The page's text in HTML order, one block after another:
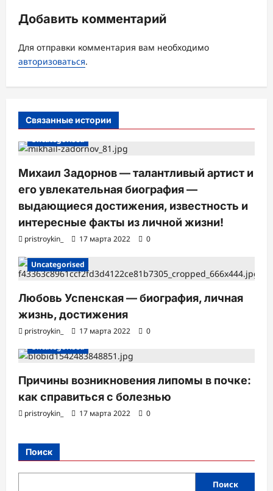
я
з
а
п
и
Добавить комментарий
Для отправки комментария вам необходимо
авторизоваться.
Связанные истории
Uncategorised
Михаил Задорнов — талантливый артист и
его увлекательная биография —
выдающиеся достижения, известность и
интересные факты из личной жизни!
pristroykin_ 17 марта 2022 0
Uncategorised
Любовь Успенская — биография, личная
жизнь, достижения
pristroykin_ 17 марта 2022
0
Uncategorised
Причины возникновения липомы в почке:
как справиться с болезнью
pristroykin_ 17 марта 2022 0
Поиск
Поиск